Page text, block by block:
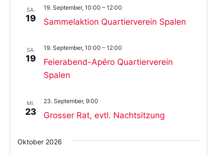
SA.
19 Sammelaktion Quartierverein Spalen
19. September, 10:00 – 12:00
SA.
19
Feierabend-Apéro Quartierverein
Spalen
19. September, 10:00 – 12:00
MI.
23 Grosser Rat, evtl. Nachtsitzung
23. September, 9:00
Oktober 2026